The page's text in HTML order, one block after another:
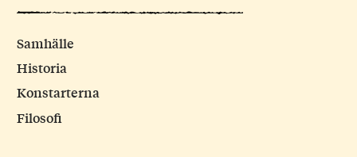
Samhälle
Historia
Konstarterna
Filosofi